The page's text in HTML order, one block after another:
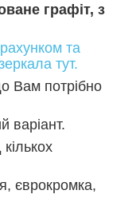
графіт, з
та
тут.
Вам потрібно
варіант.
єврокромка,